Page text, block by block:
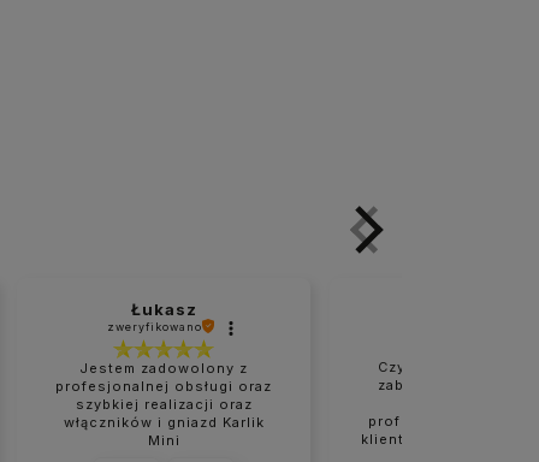
Łukasz
zweryfikowano
Jestem zadowolony z
profesjonalnej obsługi oraz
szybkiej realizacji oraz
włączników i gniazd Karlik
Mini
Czysta i naprawdę
zabezpieczona
profesjonalne
klienta. Wszystko